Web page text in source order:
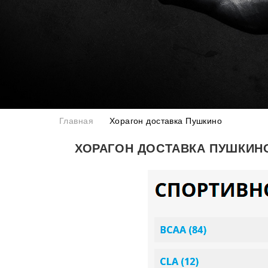
Главная Хорагон доставка Пушкино
ХОРАГОН ДОСТАВКА